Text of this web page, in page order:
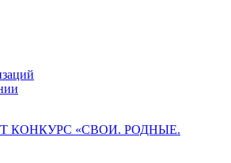
КОНКУРС «СВОИ. РОДНЫЕ.